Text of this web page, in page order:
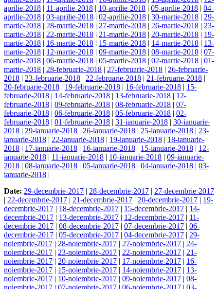
aprilie-2018 | 11-aprilie-2018 | 10-aprilie-2018 | 05-aprilie-2018 | 04-
aprilie-2018 | 03-aprilie-2018 | 02-aprilie-2018 | 30-martie-2018 | 29-
martie-2018 | 28-martie-2018 | 27-martie-2018 | 26-martie-2018 | 23-
martie-2018 | 22-martie-2018 | 21-martie-2018 | 20-martie-2018 | 19-
martie-2018 | 16-martie-2018 | 15-martie-2018 | 14-martie-2018 | 13-
martie-2018 | 12-martie-2018 | 09-martie-2018 | 08-martie-2018 | 07-
martie-2018 | 06-martie-2018 | 05-martie-2018 | 02-martie-2018 | 01-
martie-2018 | 28-februarie-2018 | 27-februarie-2018 | 26-februarie-
2018 | 23-februarie-2018 | 22-februarie-2018 | 21-februarie-2018 |
20-februarie-2018 | 19-februarie-2018 | 16-februarie-2018 | 15-
februarie-2018 | 14-februarie-2018 | 13-februarie-2018 | 12-
februarie-2018 | 09-februarie-2018 | 08-februarie-2018 | 07-
februarie-2018 | 06-februarie-2018 | 05-februarie-2018 | 02-
februarie-2018 | 01-februarie-2018 | 31-ianuarie-2018 | 30-ianuarie-
2018 | 29-ianuarie-2018 | 26-ianuarie-2018 | 25-ianuarie-2018 | 23-
ianuarie-2018 | 22-ianuarie-2018 | 19-ianuarie-2018 | 18-ianuarie-
2018 | 17-ianuarie-2018 | 16-ianuarie-2018 | 15-ianuarie-2018 | 12-
ianuarie-2018 | 11-ianuarie-2018 | 10-ianuarie-2018 | 09-ianuarie-
2018 | 08-ianuarie-2018 | 05-ianuarie-2018 | 04-ianuarie-2018 | 03-
ianuarie-2018 |
Date: 29-decembrie-2017 | 28-decembrie-2017 | 27-decembrie-2017
| 22-decembrie-2017 | 21-decembrie-2017 | 20-decembrie-2017 | 19-
decembrie-2017 | 18-decembrie-2017 | 15-decembrie-2017 | 14-
decembrie-2017 | 13-decembrie-2017 | 12-decembrie-2017 | 11-
decembrie-2017 | 08-decembrie-2017 | 07-decembrie-2017 | 06-
decembrie-2017 | 05-decembrie-2017 | 04-decembrie-2017 | 29-
noiembrie-2017 | 28-noiembrie-2017 | 27-noiembrie-2017 | 24-
noiembrie-2017 | 23-noiembrie-2017 | 22-noiembrie-2017 | 21-
noiembrie-2017 | 20-noiembrie-2017 | 17-noiembrie-2017 | 16-
noiembrie-2017 | 15-noiembrie-2017 | 14-noiembrie-2017 | 13-
noiembrie-2017 | 10-noiembrie-2017 | 09-noiembrie-2017 | 08-